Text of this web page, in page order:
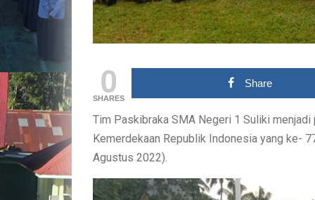
0
SHARES
Share
Tim Paskibraka SMA Negeri 1 Suliki menjadi
Kemerdekaan Republik Indonesia yang ke-
Agustus 2022).